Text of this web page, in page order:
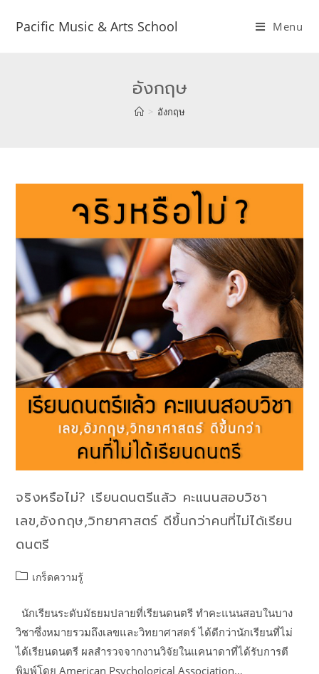
Pacific Music & Arts School Menu
อังกฤษ
> อังกฤษ
จริงหรือไม่? เรียนดนตรีแล้ว คะแนนสอบวิชา
เลข,อังกฤษ,วิทยาศาสตร์ ดีขึ้นกว่าคนที่ไม่ได้เรียน
ดนตรี
เกร็ดความรู้
นักเรียนระดับมัธยมปลายที่เรียนดนตรี ทำคะแนนสอบในบาง
วิชาซึ่งหมายรวมถึงเลขและวิทยาศาสตร์ ได้ดีกว่านักเรียนที่ไม่
ได้เรียนดนตรี ผลสำรวจจากงานวิจัยในแคนาดาที่ได้รับการตี
พิมพ์โดย American Psychological Association…